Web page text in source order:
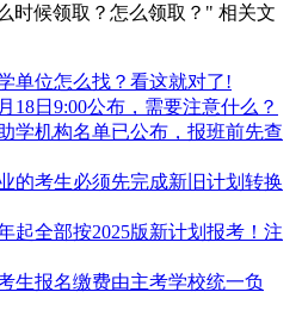
时候领取？怎么领取？" 相关文
单位怎么找？看这就对了!
18日9:00公布，需要注意什么？
学机构名单已公布，报班前先查
的考生必须先完成新旧计划转换
起全部按2025版新计划报考！注
生报名缴费由主考学校统一负